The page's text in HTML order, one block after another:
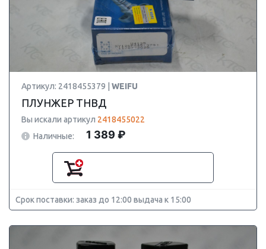
Артикул: 2418455379 | WEIFU
ПЛУНЖЕР ТНВД
Вы искали артикул 2418455022
Наличные:
1 389 ₽
Срок поставки: заказ до 12:00 выдача к 15:00